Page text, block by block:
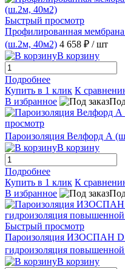
Быстрый просмотр
Профилированная
(ш.2м, 40м2) 4 658 ₽ / шт
В корзину
Подробнее
Купить в 1 клик К
В избранное
просмотр
Пароизоляция Велфорд А
В корзину
Подробнее
Купить в 1 клик К
В избранное
Быстрый просмотр
Пароизоляция ИЗОСПАН D
гидроизоляция
В корзину